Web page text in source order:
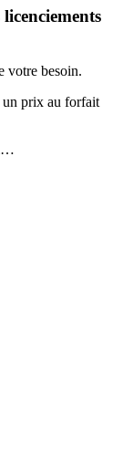
votre besoin.
un prix au forfait